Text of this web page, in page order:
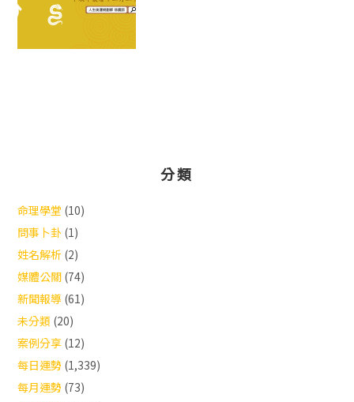
分類
命理學堂 (10)
問事卜卦 (1)
姓名解析 (2)
媒體公關 (74)
新聞報導 (61)
未分類 (20)
案例分享 (12)
每日運勢 (1,339)
每月運勢 (73)